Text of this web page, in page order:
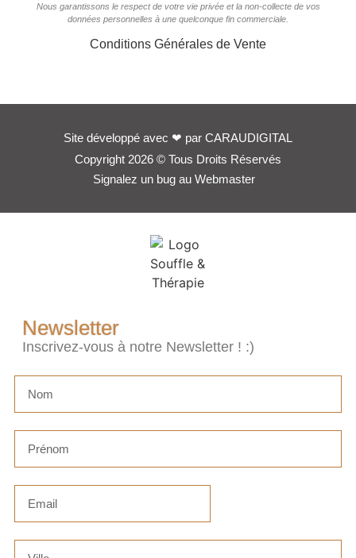
Nous garantissons le respect de votre vie privée et la non-collecte de vos
données personnelles à une quelconque fin commerciale.
Conditions Générales de Vente
Site développé avec ❤ par CARAUDIGITAL
Copyright 2026 © Tous Droits Réservés
Signalez un bug au Webmaster
Newsletter
Inscrivez-vous à notre Newsletter ! :)